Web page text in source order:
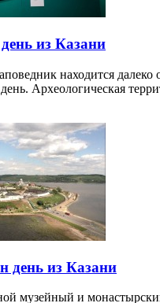
из Казани
находится далеко
Археологическая
день из Казани
музейный и